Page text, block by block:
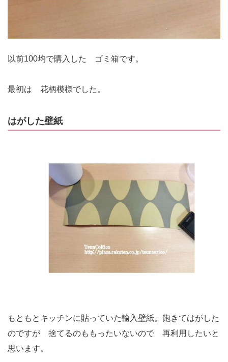
以前100均で購入した ゴミ箱です。
最初は 花柄模様でした。
はがした壁紙
もともとキッチンに貼っていた輸入壁紙。飽きてはがした
のですが 捨てるのももったいないので 再利用したいと
思います。